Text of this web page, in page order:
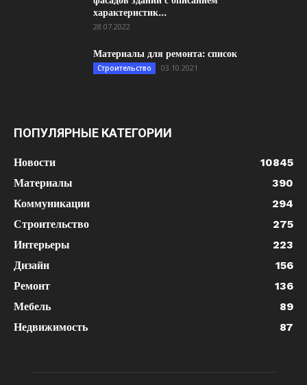
характеристик...
28.07.2022
Материалы для ремонта: список
Строительство 03.10.2021
ПОПУЛЯРНЫЕ КАТЕГОРИИ
Новости
10845
Материалы
390
Коммуникации
294
Строительство
275
Интерьеры
223
Дизайн
156
Ремонт
136
Мебель
89
Недвижимость
87